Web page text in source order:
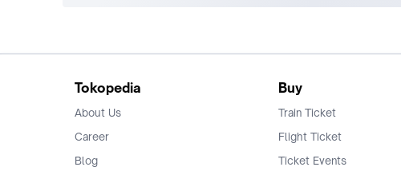
Tokopedia
About Us
Career
Blog
Buy
Train Ticket
Flight Ticket
Ticket Events